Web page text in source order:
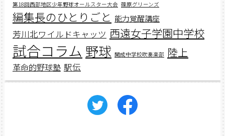
第18回西部地区少年野球オールスター大会 篠原グリーンズ
編集長のひとりごと 能力覚醒講座
芳川北ワイルドキャッツ 西遠女子学園中学校
試合コラム 野球 開成中学校吹奏楽部 陸上
革命的野球塾 駅伝